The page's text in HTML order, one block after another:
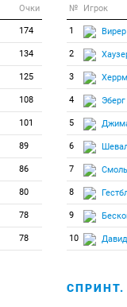
Очки
174
134
125
108
101
89
86
80
78
78
№ Игрок
1
2
3
4
5
6
7
8
9
10